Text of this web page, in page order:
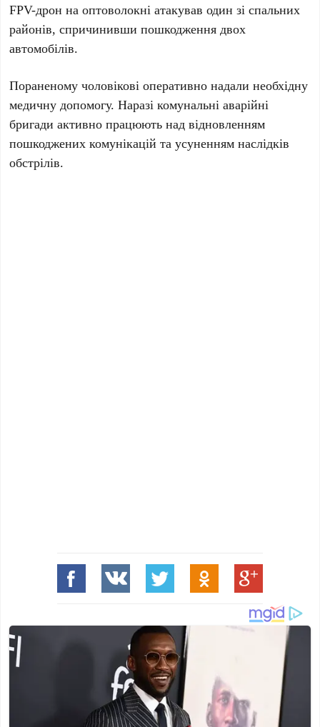
FPV-дрон на оптоволокні атакував один зі спальних
районів, спричинивши пошкодження двох
автомобілів.
Пораненому чоловікові оперативно надали необхідну
медичну допомогу. Наразі комунальні аварійні
бригади активно працюють над відновленням
пошкоджених комунікацій та усуненням наслідків
обстрілів.